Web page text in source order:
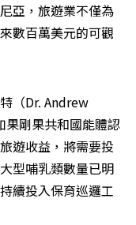
亞，旅遊業不僅為
數百萬美元的可觀
（Dr. Andrew
剛果共和國能體認
遊收益，將需要投
型哺乳類數量已明
續投入保育巡邏工